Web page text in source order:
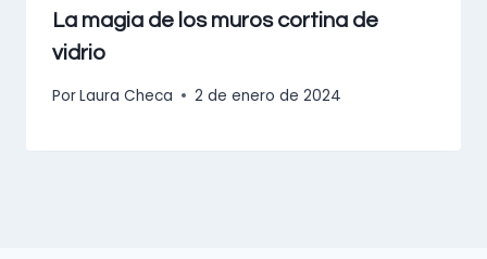
La magia de los muros cortina de
vidrio
PorLaura Checa 2 de enero de 2024